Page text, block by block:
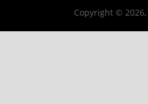
Copyright © 2026,